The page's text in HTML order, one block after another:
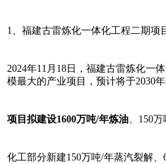
1、福建古雷炼化一体化工程二期项
2024年11月18日，福建古雷炼化一
模最大的产业项目，预计将于2030
项目拟建设1600万吨/年炼油、150
化工部分新建150万吨/年蒸汽裂解